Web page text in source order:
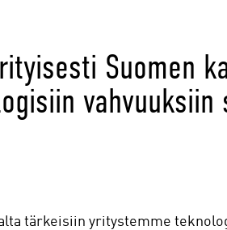
Suomen
vahvuuksiin
tärkeisiin yritystemme